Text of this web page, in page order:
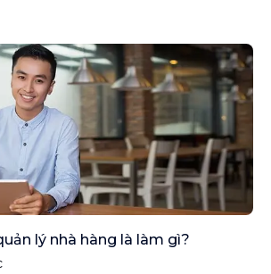
lý nhà hàng là làm gì?